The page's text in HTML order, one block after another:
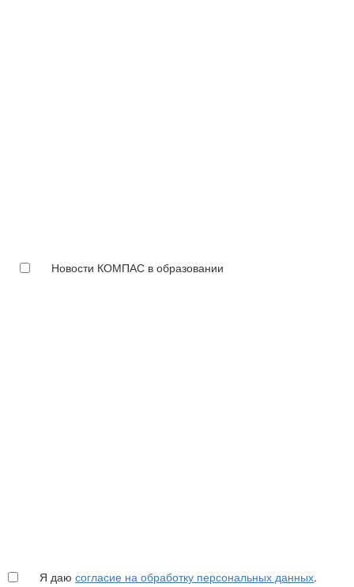
Новости КОМПАС в образовании
Я даю согласие на обработку персональных данных.